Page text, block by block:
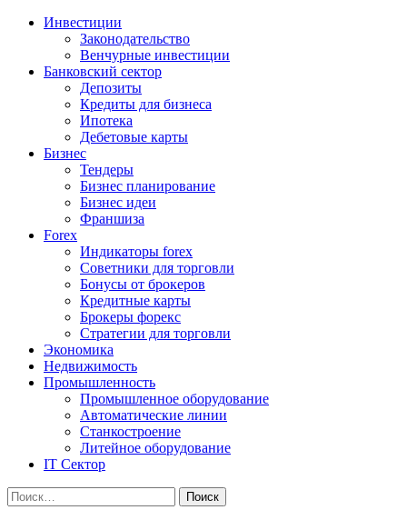
Инвестиции
Законодательство
Венчурные инвестиции
Банковский сектор
Депозиты
Кредиты для бизнеса
Ипотека
Дебетовые карты
Бизнес
Тендеры
Бизнес планирование
Бизнес идеи
Франшиза
Forex
Индикаторы forex
Советники для торговли
Бонусы от брокеров
Кредитные карты
Брокеры форекс
Стратегии для торговли
Экономика
Недвижимость
Промышленность
Промышленное оборудование
Автоматические линии
Станкостроение
Литейное оборудование
IT Сектор
Найти: